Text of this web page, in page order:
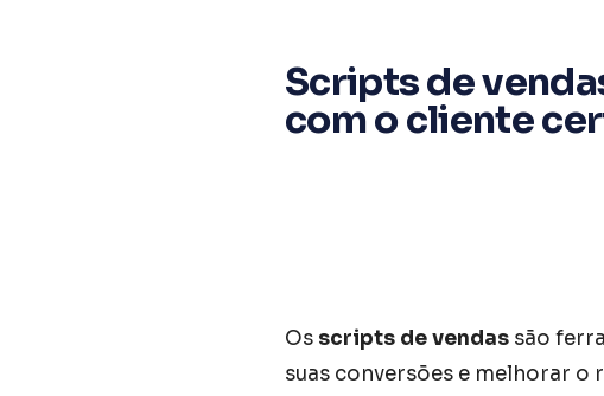
Scripts de
com o cliente
Os scripts de vendas são
suas conversões e melhorar